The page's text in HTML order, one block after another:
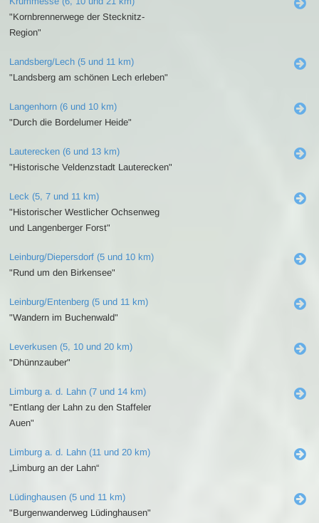
"Kornbrennerwege der Stecknitz-
Region"
Landsberg/Lech (5 und 11 km)
"Landsberg am schönen Lech erleben"
Langenhorn (6 und 10 km)
"Durch die Bordelumer Heide"
Lauterecken (6 und 13 km)
"Historische Veldenzstadt Lauterecken"
Leck (5, 7 und 11 km)
"Historischer Westlicher Ochsenweg
und Langenberger Forst"
Leinburg/Diepersdorf (5 und 10 km)
"Rund um den Birkensee"
Leinburg/Entenberg (5 und 11 km)
"Wandern im Buchenwald"
Leverkusen (5, 10 und 20 km)
"Dhünnzauber"
Limburg a. d. Lahn (7 und 14 km)
"Entlang der Lahn zu den Staffeler
Auen"
Limburg a. d. Lahn (11 und 20 km)
„Limburg an der Lahn“
Lüdinghausen (5 und 11 km)
"Burgenwanderweg Lüdinghausen"